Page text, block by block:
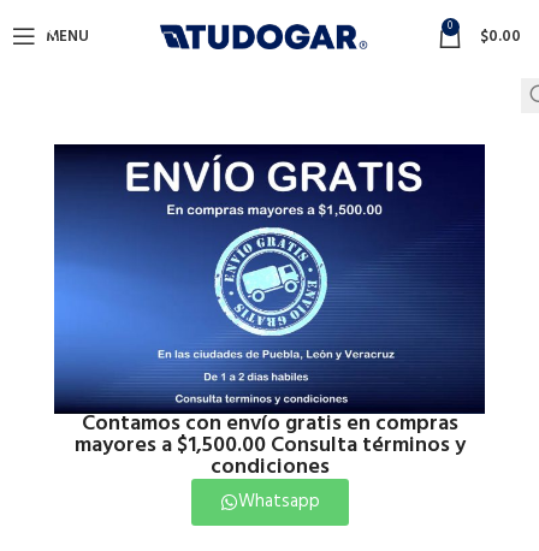
Contamos con envío gratis en compras
mayores a $1,500.00 Consulta términos y
condiciones
Whatsapp
MENU 0 $0.00
Click to enlarge
Herramientas